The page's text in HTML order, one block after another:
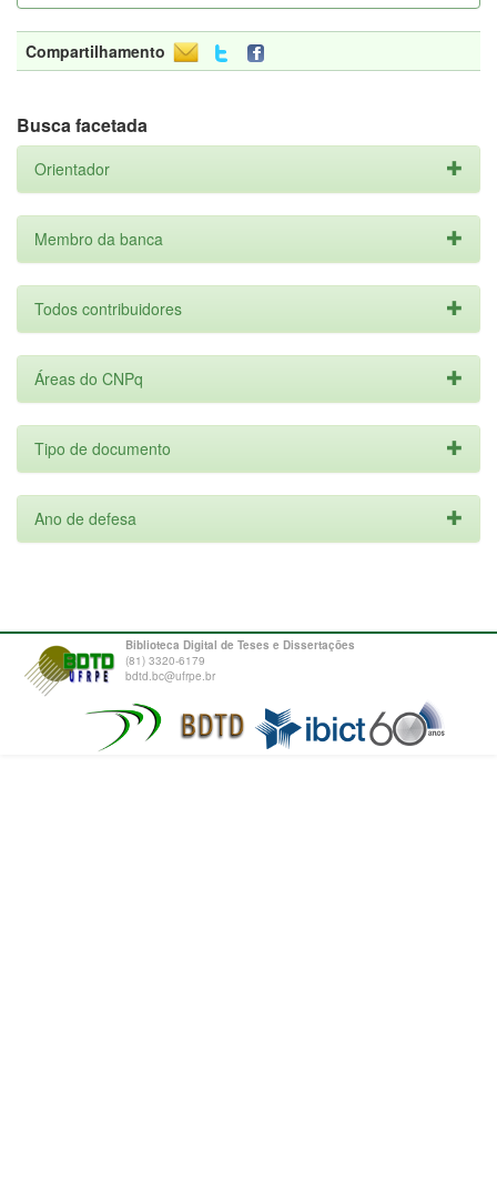
Compartilhamento
Busca facetada
Orientador
Membro da banca
Todos contribuidores
Áreas do CNPq
Tipo de documento
Ano de defesa
Biblioteca Digital de Teses e Dissertações
(81) 3320-6179
bdtd.bc@ufrpe.br